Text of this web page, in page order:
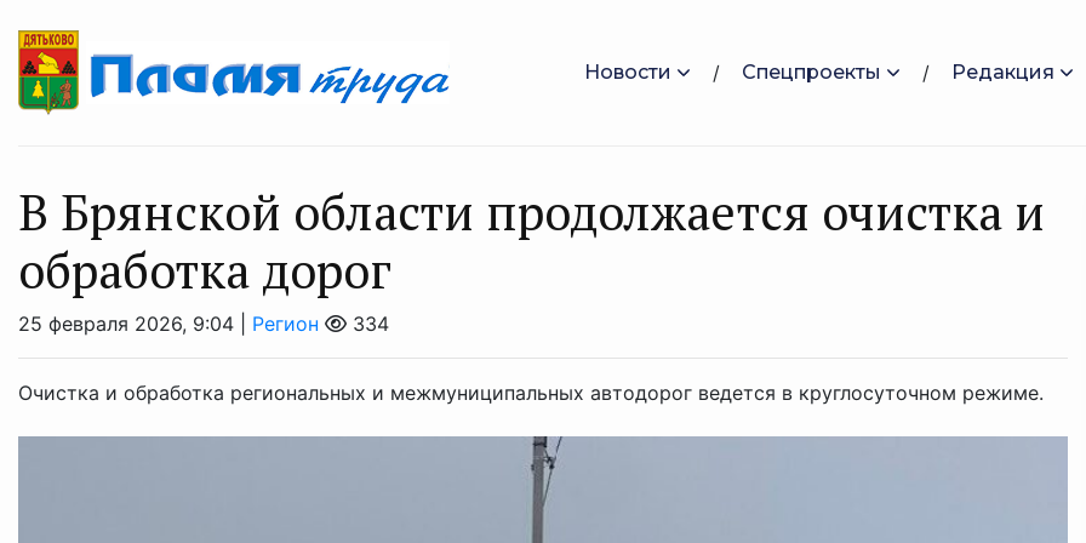
Новости Спецпроекты Редакция
В Брянской области продолжается очистка и
обработка дорог
25 февраля 2026, 9:04 | Регион 334
Очистка и обработка региональных и межмуниципальных автодорог ведется в круглосуточном режиме.